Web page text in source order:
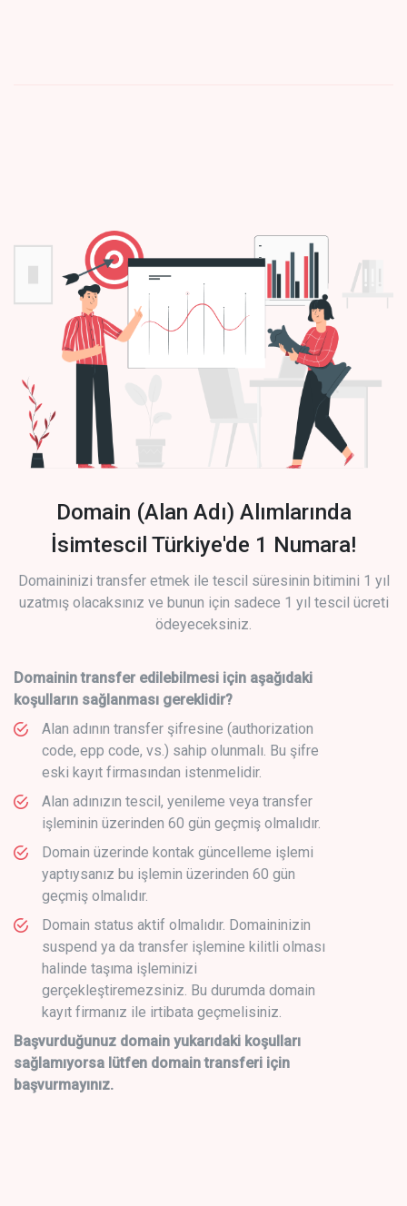
Domain (Alan Adı) Alımlarında
İsimtescil Türkiye'de 1 Numara!
Domaininizi transfer etmek ile tescil süresinin bitimini 1 yıl
uzatmış olacaksınız ve bunun için sadece 1 yıl tescil ücreti
ödeyeceksiniz.
Domainin transfer edilebilmesi için aşağıdaki
koşulların sağlanması gereklidir?
Alan adının transfer şifresine (authorization
code, epp code, vs.) sahip olunmalı. Bu şifre
eski kayıt firmasından istenmelidir.
Alan adınızın tescil, yenileme veya transfer
işleminin üzerinden 60 gün geçmiş olmalıdır.
Domain üzerinde kontak güncelleme işlemi
yaptıysanız bu işlemin üzerinden 60 gün
geçmiş olmalıdır.
Domain status aktif olmalıdır. Domaininizin
suspend ya da transfer işlemine kilitli olması
halinde taşıma işleminizi
gerçekleştiremezsiniz. Bu durumda domain
kayıt firmanız ile irtibata geçmelisiniz.
Başvurduğunuz domain yukarıdaki koşulları
sağlamıyorsa lütfen domain transferi için
başvurmayınız.